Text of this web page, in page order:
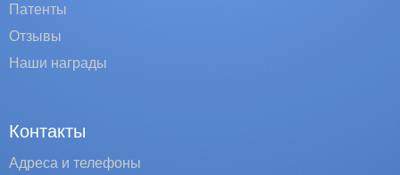
Патенты
Отзывы
Наши награды
Контакты
Адреса и телефоны